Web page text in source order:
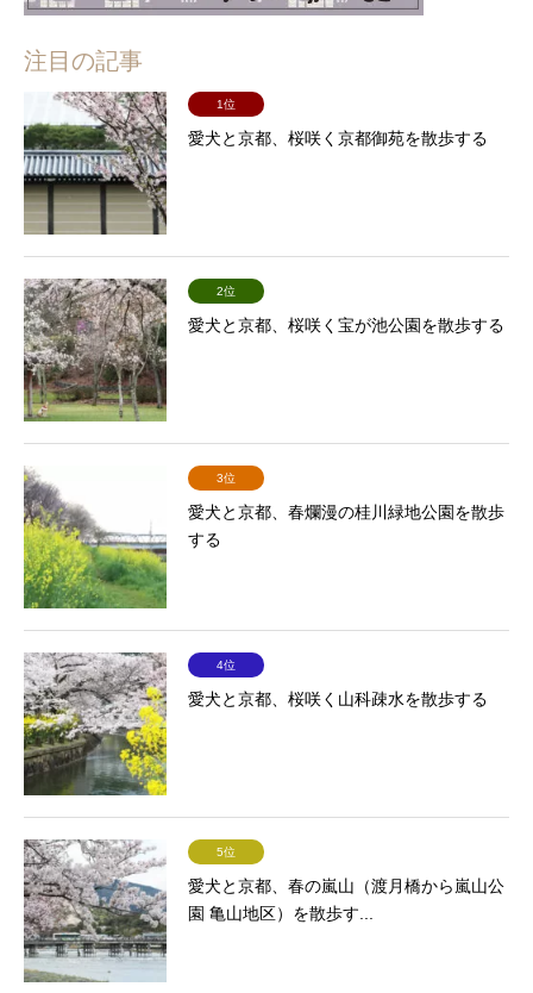
注目の記事
1位
愛犬と京都、桜咲く京都御苑を散歩する
2位
愛犬と京都、桜咲く宝が池公園を散歩する
3位
愛犬と京都、春爛漫の桂川緑地公園を散歩
する
4位
愛犬と京都、桜咲く山科疎水を散歩する
5位
愛犬と京都、春の嵐山（渡月橋から嵐山公
園 亀山地区）を散歩す...